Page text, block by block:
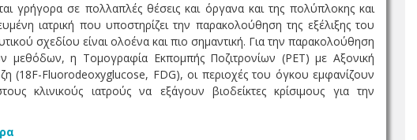
γρήγορα σε πολλαπλές θέσεις και όργανα και της πολύπλοκης και
ιατρική που υποστηρίζει την παρακολούθηση της εξέλιξης του
σχεδίου είναι ολοένα και πιο σημαντική. Για την παρακολούθηση
μεθόδων, η Τομογραφία Εκπομπής Ποζιτρονίων (PET) με Αξονική
(18F-Fluorodeoxyglucose, FDG), οι περιοχές του όγκου εμφανίζουν
κλινικούς ιατρούς να εξάγουν βιοδείκτες κρίσιμους για την